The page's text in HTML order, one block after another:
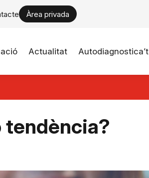
Àrea privada
Actualitat Autodiagnostica’t
tendència?